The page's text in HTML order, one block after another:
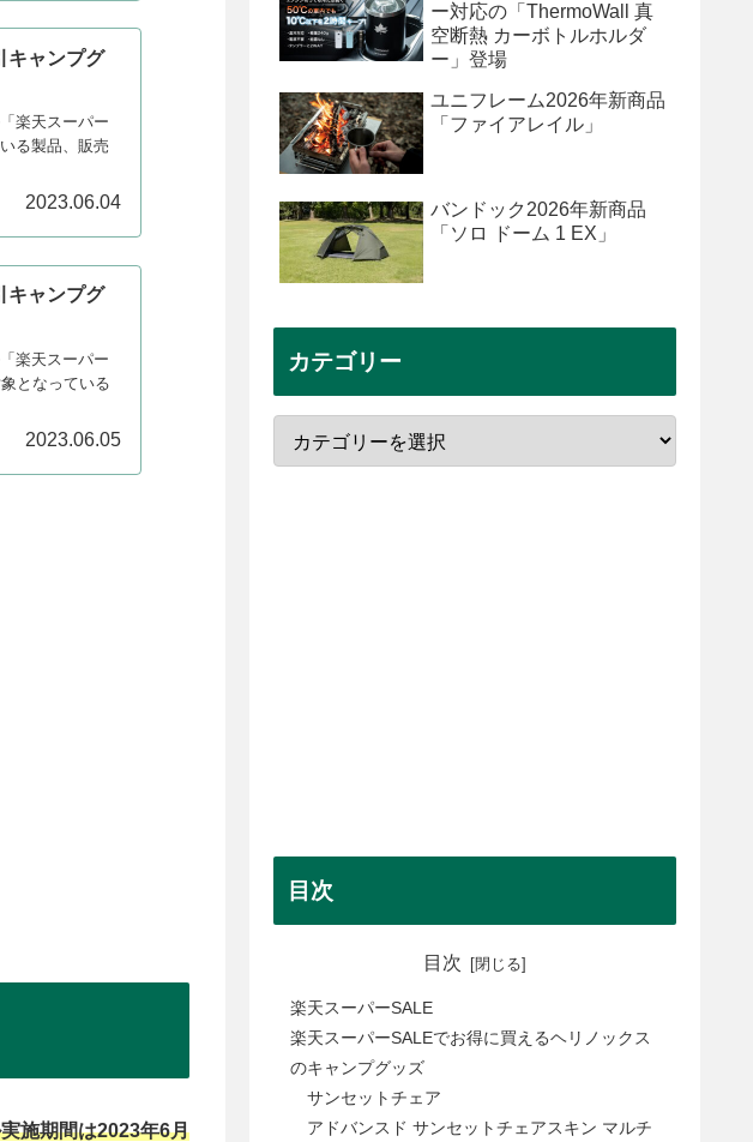
キャンプグ
楽天スーパー
る製品、販売
2023.06.04
キャンプグ
楽天スーパー
となっている
2023.06.05
施期間は2023年6月
ー対応の「ThermoWall 真
空断熱 カーボトルホルダ
ー」登場
ユニフレーム2026年新商品
「ファイアレイル」
バンドック2026年新商品
「ソロ ドーム 1 EX」
カテゴリー
目次
目次
楽天スーパーSALE
楽天スーパーSALEでお得に買えるヘリノックス
のキャンプグッズ
サンセットチェア
アドバンスド サンセットチェアスキン マルチ